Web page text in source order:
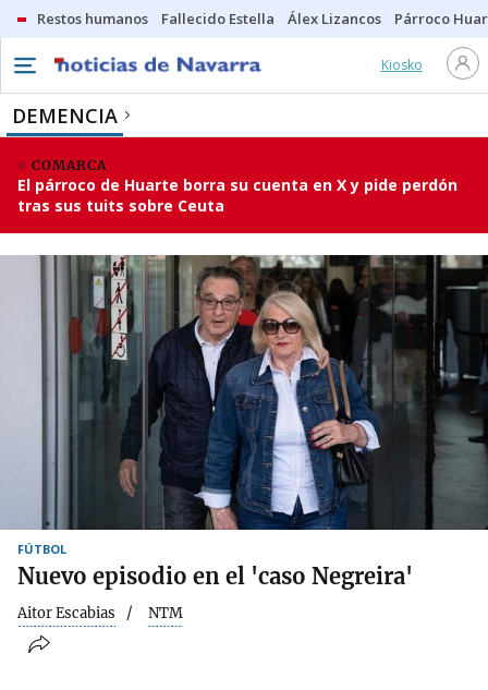
Restos humanos Fallecido Estella Álex Lizancos Párroco
Kiosko
DEMENCIA
COMARCA
El párroco de Huarte borra su cuenta en X y pide perdón
tras sus tuits sobre Ceuta
FÚTBOL
Nuevo episodio en el 'caso Negreira'
Aitor Escabias NTM